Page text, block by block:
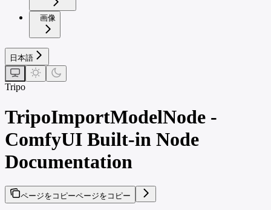
画像
日本語
Tripo
TripoImportModelNode -
ComfyUI Built-in Node
Documentation
ページをコピーページをコピー